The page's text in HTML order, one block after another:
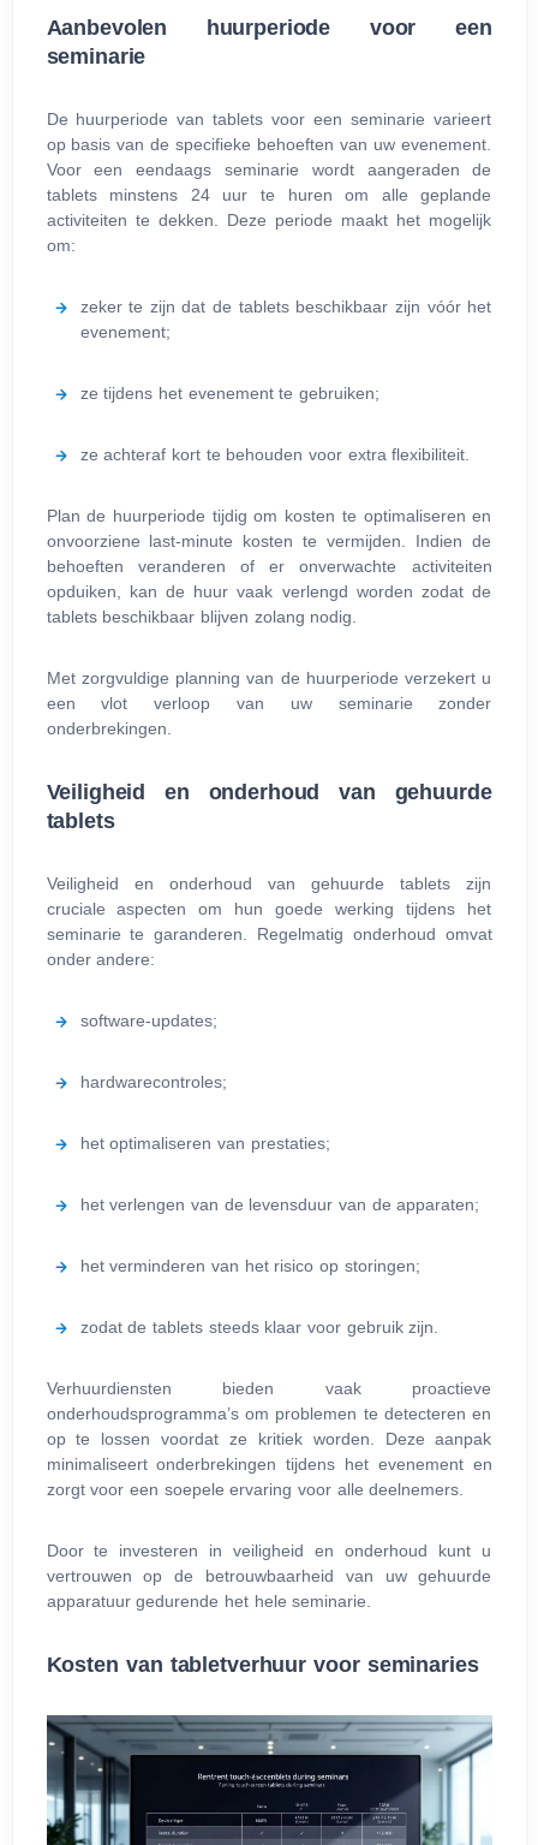
Aanbevolen huurperiode voor een
seminarie
De huurperiode van tablets voor een seminarie varieert
op basis van de specifieke behoeften van uw evenement.
Voor een eendaags seminarie wordt aangeraden de
tablets minstens 24 uur te huren om alle geplande
activiteiten te dekken. Deze periode maakt het mogelijk
om:
zeker te zijn dat de tablets beschikbaar zijn vóór het
evenement;
ze tijdens het evenement te gebruiken;
ze achteraf kort te behouden voor extra flexibiliteit.
Plan de huurperiode tijdig om kosten te optimaliseren en
onvoorziene last-minute kosten te vermijden. Indien de
behoeften veranderen of er onverwachte activiteiten
opduiken, kan de huur vaak verlengd worden zodat de
tablets beschikbaar blijven zolang nodig.
Met zorgvuldige planning van de huurperiode verzekert u
een vlot verloop van uw seminarie zonder
onderbrekingen.
Veiligheid en onderhoud van gehuurde
tablets
Veiligheid en onderhoud van gehuurde tablets zijn
cruciale aspecten om hun goede werking tijdens het
seminarie te garanderen. Regelmatig onderhoud omvat
onder andere:
software-updates;
hardwarecontroles;
het optimaliseren van prestaties;
het verlengen van de levensduur van de apparaten;
het verminderen van het risico op storingen;
zodat de tablets steeds klaar voor gebruik zijn.
Verhuurdiensten bieden vaak proactieve
onderhoudsprogramma’s om problemen te detecteren en
op te lossen voordat ze kritiek worden. Deze aanpak
minimaliseert onderbrekingen tijdens het evenement en
zorgt voor een soepele ervaring voor alle deelnemers.
Door te investeren in veiligheid en onderhoud kunt u
vertrouwen op de betrouwbaarheid van uw gehuurde
apparatuur gedurende het hele seminarie.
Kosten van tabletverhuur voor seminaries